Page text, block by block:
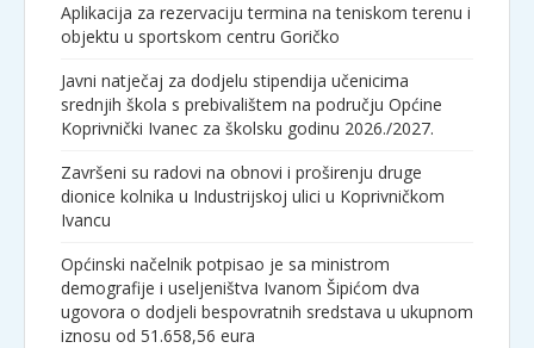
Aplikacija za rezervaciju termina na teniskom terenu i
objektu u sportskom centru Goričko
Javni natječaj za dodjelu stipendija učenicima
srednjih škola s prebivalištem na području Općine
Koprivnički Ivanec za školsku godinu 2026./2027.
Završeni su radovi na obnovi i proširenju druge
dionice kolnika u Industrijskoj ulici u Koprivničkom
Ivancu
Općinski načelnik potpisao je sa ministrom
demografije i useljeništva Ivanom Šipićom dva
ugovora o dodjeli bespovratnih sredstava u ukupnom
iznosu od 51.658,56 eura